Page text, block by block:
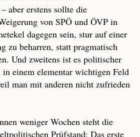
aber erstens sollte die
von SPÖ und ÖVP in
dagegen sein, stur auf einer
zu beharren, statt pragmatisch
Und zweitens ist es politischer
einem elementar wichtigen Feld
man mit anderen nicht zufrieden
weniger Wochen steht die
Prüfstand: Das erste